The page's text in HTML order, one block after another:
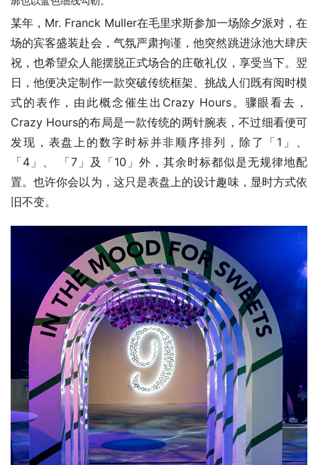
某年，Mr. Franck Muller在毛里求斯参加一场除夕派对，在
场的宾客盛装赴会，气氛严肃拘谨，他突然跳进泳池大肆庆
祝，也希望众人能摆脱正式场合的庄敬礼仪，享受当下。翌
日，他便决定制作一款突破传统框架、挑战人们既有阅时模
式的表作，由此概念催生出Crazy Hours。骤眼看去，
Crazy Hours的布局是一款传统的两针腕表，不过细看便可
发现，表盘上的数字时标并非顺序排列，除了「1」、
「4」、 「7」及「10」外，其余时标都似是无规律地配
置。也许你会以为，这只是表盘上的设计趣味，显时方式依
旧不变。